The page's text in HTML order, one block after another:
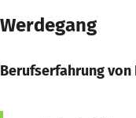
Werdegang
Berufserfahrung von